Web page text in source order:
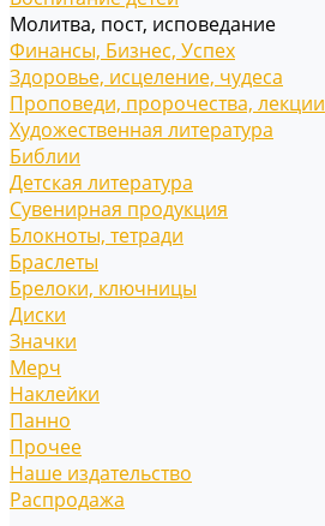
Молитва, пост, исповедание
Финансы, Бизнес, Успех
Здоровье, исцеление, чудеса
Проповеди, пророчества, лекции
Художественная литература
Библии
Детская литература
Сувенирная продукция
Блокноты, тетради
Браслеты
Брелоки, ключницы
Диски
Значки
Мерч
Наклейки
Панно
Прочее
Наше издательство
Распродажа